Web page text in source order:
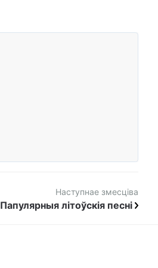
Наступнае змесціва
Папулярныя літоўскія песні